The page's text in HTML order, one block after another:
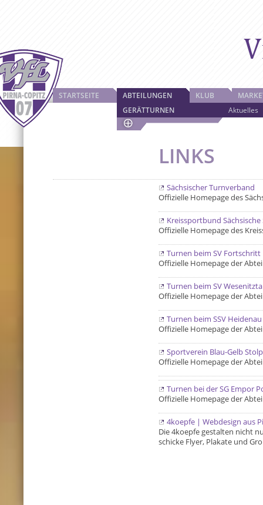
STARTSEITE
ABTEILUNGEN
GERÄTTURNEN
Aktuelles
KLUB
LINKS
Sächsischer Turnverband
Offizielle Homepage des
Kreissportbund Sächsische
Offizielle Homepage des
Turnen beim SV Fortschritt
Offizielle Homepage der
Turnen beim SV
Offizielle Homepage der
Turnen beim SSV Heidenau
Offizielle Homepage der
Sportverein Blau-Gelb
Offizielle Homepage der
Turnen bei der SG Empor
Offizielle Homepage der
4koepfe | Webdesign aus
Die 4koepfe gestalten nicht
schicke Flyer, Plakate und